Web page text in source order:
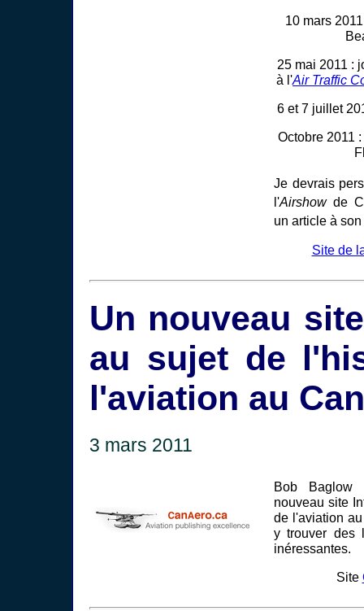
10 mars
25 mai 2011 :
à l'Air Traffic
6 et 7 juillet
Octobre 2011 :
Je devrais
l'Airshowde
un article à
Site de
Un nouveau
au sujet de
l'aviation au
3 mars 2011
Bob Baglow
nouveau site
de l'aviation
y trouver des
inéressantes.
Site